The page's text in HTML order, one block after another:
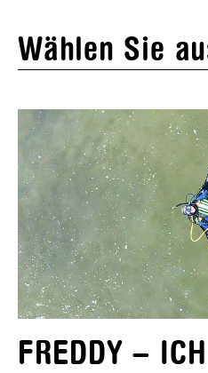
Wählen Sie
FREDDY –